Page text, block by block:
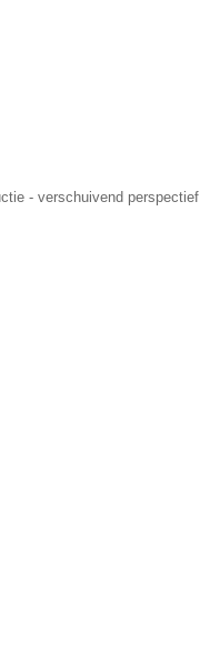
- verschuivend perspectief